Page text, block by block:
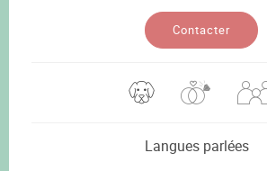
Contacter
Langues parlées